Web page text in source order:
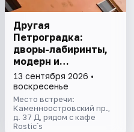
Другая
Петроградка:
дворы-лабиринты,
модерн и
киноистории в мини
группе
13 сентября 2026 •
воскресенье
Место встречи:
Каменноостровский пр.,
д. 37 Д, рядом с кафе
Rostic`s